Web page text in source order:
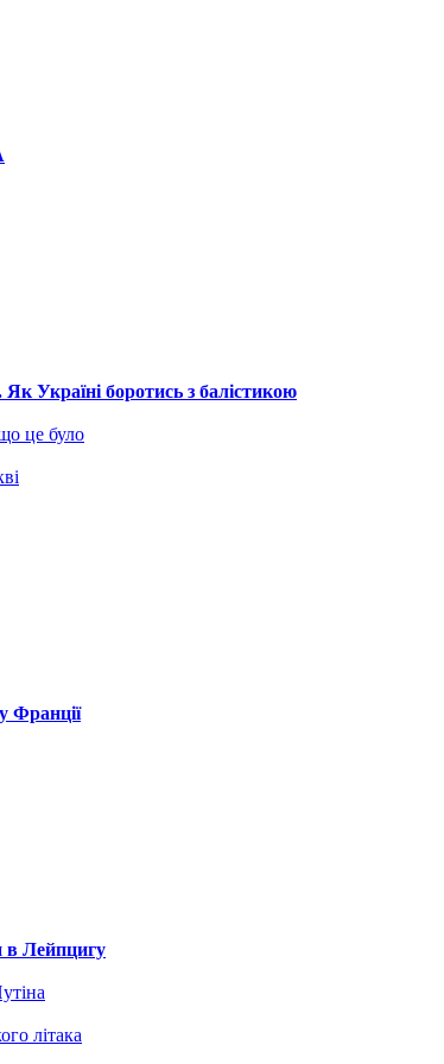
Україні боротись з балістикою
це було
Франції
в Лейпцигу
літака